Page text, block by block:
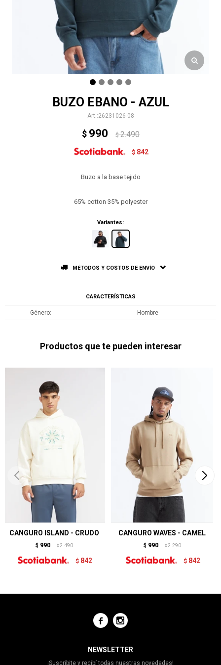
BUZO EBANO - AZUL
26231026-08
$ 990 $ 2.490
$ 842
Buzo a la base tejido
65% cotton 35% polyester
Variantes:
MÉTODOS Y COSTOS DE ENVÍO
CARACTERÍSTICAS
Género Hombre
Productos que te pueden interesar
CANGURO ISLAND - CRUDO
$ 990 $ 2.490
$ 842
CANGURO WAVES - CAMEL
$ 990 $ 2.290
$ 842
 
NEWSLETTER
¡Suscribite y recibí todas nuestras novedades!